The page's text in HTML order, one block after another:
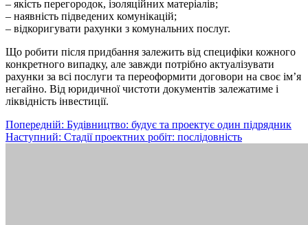
– якість перегородок, ізоляційних матеріалів;
– наявність підведених комунікацій;
– відкоригувати рахунки з комунальних послуг.
Що робити після придбання залежить від специфіки кожного
конкретного випадку, але завжди потрібно актуалізувати
рахунки за всі послуги та переоформити договори на своє ім’я
негайно. Від юридичної чистоти документів залежатиме і
ліквідність інвестиції.
Навігація
записів
Попередній: Будівництво: будує та проектує один підрядник
Наступний: Стадії проектних робіт: послідовність